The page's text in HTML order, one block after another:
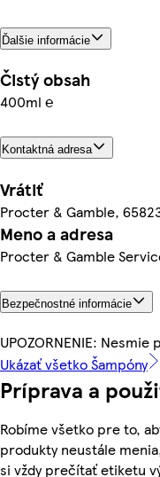
Ďalšie informácie
Čistý obsah
400ml ℮
Kontaktná adresa
Vrátiť
Procter & Gamble,
Meno a adresa
Procter & Gamble
Bezpečnostné informácie
UPOZORNENIE:
Ukázať všetko Šampóny
Príprava a
Robíme všetko pre to,
produkty neustále
si vždy prečítať etiketu